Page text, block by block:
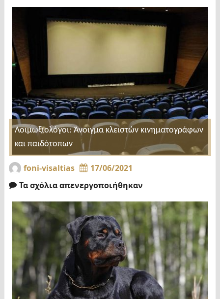
Λοιμωξιολόγοι: Άνοιγμα κλειστών κινηματογράφων
και παιδότοπων
foni-visaltias
17/06/2021
Τα σχόλια απενεργοποιήθηκαν